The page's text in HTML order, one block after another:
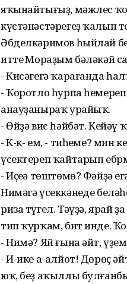
яҡынайтығыҙ, мәжлес
күстәнәстәрегеҙ ҡалып
Әбделкәримов һыйлай
иттең Мораҙым бәләкәй
- Кисәгегә ҡарағанда
- Ҡоротло һурпа һемереп
анауҙаныраҡ урайыҡ.
- Өйҙә вис һәйбәт.
- К-к- ем, - тиһеңме? мин
үсектереп ҡайтарып
- Иҫеңә төштөмө? Фәйҙә
Нимәгә үсеккәнеңде
риза түгел. Тәүҙә, ярай
тип ҡурҡам, бит инде.
- Нимә? Яй ғына әйт,
- И-ике а-алйот! Дөрөҫ
юҡ, беҙ аҡыллы